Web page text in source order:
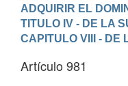
ADQUIRIR EL
TITULO IV - DE LA
CAPITULO VIII - DE
Artículo 981